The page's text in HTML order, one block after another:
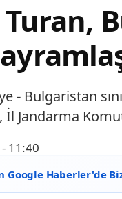
- Bulgaristan
İl Jandarma
11:40
Google Haberler'de